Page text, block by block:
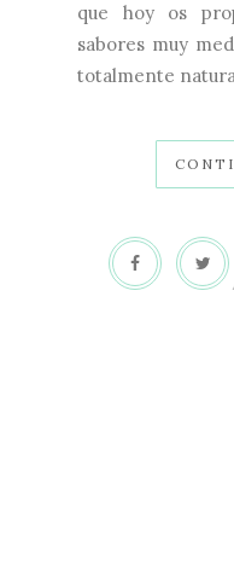
que hoy os
sabores muy
totalmente